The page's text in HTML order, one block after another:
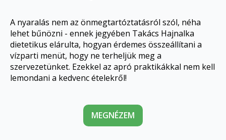
A nyaralás nem az önmegtartóztatásról szól, néha
lehet bűnözni - ennek jegyében Takács Hajnalka
dietetikus elárulta, hogyan érdemes összeállítani a
vízparti menüt, hogy ne terheljük meg a
szervezetünket. Ezekkel az apró praktikákkal nem kell
lemondani a kedvenc ételekről!
MEGNÉZEM